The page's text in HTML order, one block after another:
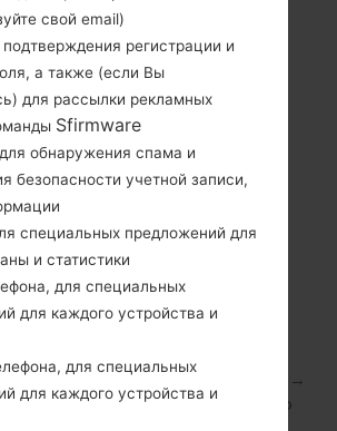
ПРОШИВКА
SM-F7070 -
Z FLIP 5G
Z Flip 5G SamsungSM-F7070
→
свой email)
регистрации и
а также (если Вы
для рассылки рекламных
Sfirmware
обнаружения спама и
безопасности учетной записи,
специальных предложений для
и статистики
для специальных
для каждого устройства и
для специальных
для каждого устройства и